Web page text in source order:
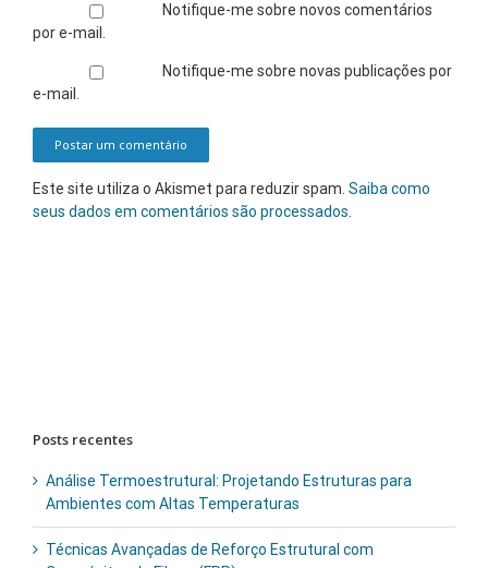
Notifique-me sobre novos comentários
por e-mail.
Notifique-me sobre novas publicações por
e-mail.
Este site utiliza o Akismet para reduzir spam. Saiba como
seus dados em comentários são processados.
Posts recentes
Análise Termoestrutural: Projetando Estruturas para
Ambientes com Altas Temperaturas
Técnicas Avançadas de Reforço Estrutural com